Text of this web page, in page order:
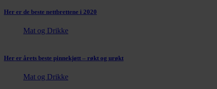
Her er de beste nettbrettene i 2020
Mat og Drikke
Her er årets beste pinnekjøtt – røkt og urøkt
Mat og Drikke